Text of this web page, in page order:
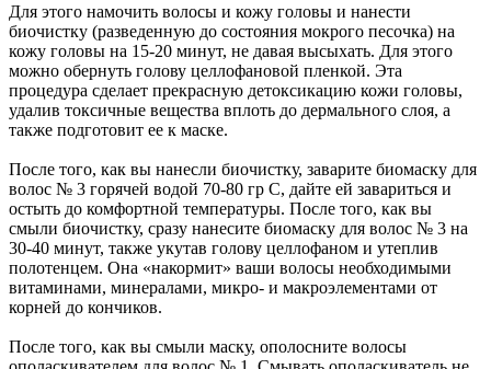
Для этого намочить волосы и кожу головы и нанести
биочистку (разведенную до состояния мокрого песочка) на
кожу головы на 15-20 минут, не давая высыхать. Для этого
можно обернуть голову целлофановой пленкой. Эта
процедура сделает прекрасную детоксикацию кожи головы,
удалив токсичные вещества вплоть до дермального слоя, а
также подготовит ее к маске.
После того, как вы нанесли биочистку, заварите биомаску для
волос № 3 горячей водой 70-80 гр С, дайте ей завариться и
остыть до комфортной температуры. После того, как вы
смыли биочистку, сразу нанесите биомаску для волос № 3 на
30-40 минут, также укутав голову целлофаном и утеплив
полотенцем. Она «накормит» ваши волосы необходимыми
витаминами, минералами, микро- и макроэлементами от
корней до кончиков.
После того, как вы смыли маску, ополосните волосы